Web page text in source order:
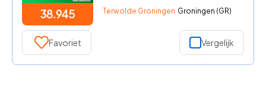
38.945 Terwolde Groningen Groningen (GR)
Favoriet Vergelijk